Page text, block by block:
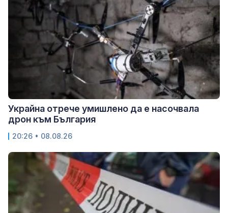
Украйна отрече умишлено да е насочвала
дрон към България
20:26 • 08.08.26